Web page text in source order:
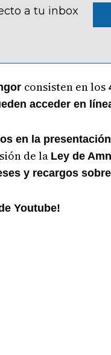
a tu inbox
consisten en los
acceder en
en la
de la Ley de
y recargos
Youtube!